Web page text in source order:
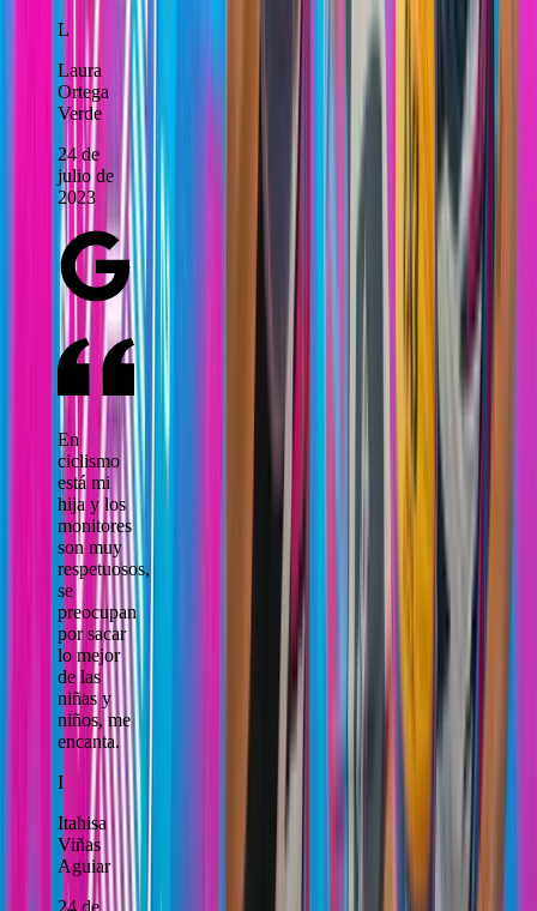
L
Laura
Ortega
Verde
24 de
julio de
2023
En
ciclismo
está mi
hija y los
monitores
son muy
respetuosos,
se
preocupan
por sacar
lo mejor
de las
niñas y
niños, me
encanta.
I
Itahisa
Viñas
Aguiar
24 de